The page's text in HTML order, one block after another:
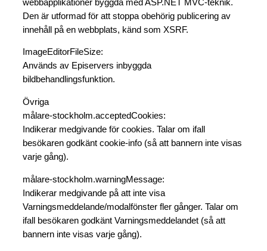
webbapplikationer byggda med ASP.NET MVC-teknik.
Den är utformad för att stoppa obehörig publicering av
innehåll på en webbplats, känd som XSRF.
ImageEditorFileSize:
Används av Episervers inbyggda
bildbehandlingsfunktion.
Övriga
målare-stockholm.acceptedCookies:
Indikerar medgivande för cookies. Talar om ifall
besökaren godkänt cookie-info (så att bannern inte visas
varje gång).
målare-stockholm.warningMessage:
Indikerar medgivande på att inte visa
Varningsmeddelande/modalfönster fler gånger. Talar om
ifall besökaren godkänt Varningsmeddelandet (så att
bannern inte visas varje gång).